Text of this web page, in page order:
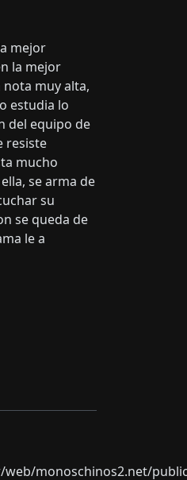
mejor
la mejor
nota muy alta,
estudia lo
del equipo de
resiste
mucho
se arma de
su
se queda de
le a
monoschinos2.net/